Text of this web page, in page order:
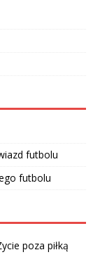
futbolu
futbolu
poza piłką